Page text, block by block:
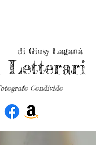
Condivido
Letterari
di Giusy Laganà